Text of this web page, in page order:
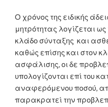
Ο χρόνος της ειδικής
μητρότητας λογίζεται
κλάδο σύνταξης και
καθώς επίσης και στον
ασφάλισης, οι δε
υπολογίζονται επί του
αναφερόμενου ποσού,
παρακρατεί την